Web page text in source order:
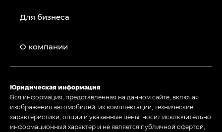
Для бизнеса
О компании
Юридическая информация
Вся информация, представленная на данном сайте, включая
изображения автомобилей, их комплектации, технические
характеристики, опции и указанные цены, носит исключительно
информационный характер и не является публичной офертой,